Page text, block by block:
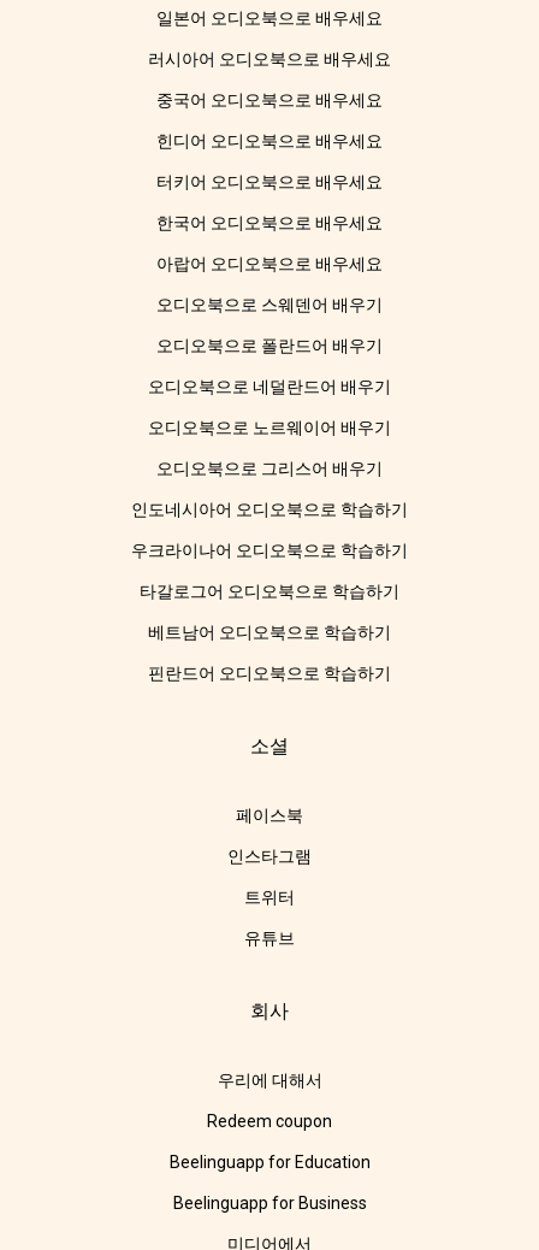
일본어 오디오북으로 배우세요
러시아어 오디오북으로 배우세요
중국어 오디오북으로 배우세요
힌디어 오디오북으로 배우세요
터키어 오디오북으로 배우세요
한국어 오디오북으로 배우세요
아랍어 오디오북으로 배우세요
오디오북으로 스웨덴어 배우기
오디오북으로 폴란드어 배우기
오디오북으로 네덜란드어 배우기
오디오북으로 노르웨이어 배우기
오디오북으로 그리스어 배우기
인도네시아어 오디오북으로 학습하기
우크라이나어 오디오북으로 학습하기
타갈로그어 오디오북으로 학습하기
베트남어 오디오북으로 학습하기
핀란드어 오디오북으로 학습하기
소셜
페이스북
인스타그램
트위터
유튜브
회사
우리에 대해서
Redeem coupon
Beelinguapp for Education
Beelinguapp for Business
미디어에서